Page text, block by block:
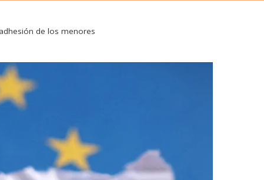
de los menores